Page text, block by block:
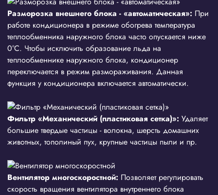
Разморозка внешнего блока - «автоматическая»: При
работе кондиционера в режиме обогрева температура
теплообменника наружного блока часто опускается ниже
0°С. Чтобы исключить образование льда на
теплообменнике наружного блока, кондиционер
переключается в режим размораживания. Данная
функция у кондиционера включается автоматически.
Фильтр «Механический (пластиковая сетка)»: Удаляет
большие твердые частицы - волокна, шерсть домашних
животных, тополиный пух, крупные частицы пыли и пр.
Вентилятор многоскоростной: Позволяет регулировать
скорость вращения вентилятора внутреннего блока